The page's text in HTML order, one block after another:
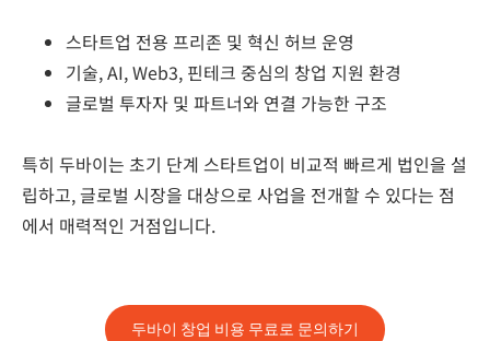
스타트업 전용 프리존 및 혁신 허브 운영
기술, AI, Web3, 핀테크 중심의 창업 지원 환경
글로벌 투자자 및 파트너와 연결 가능한 구조
특히 두바이는 초기 단계 스타트업이 비교적 빠르게 법인을 설
립하고, 글로벌 시장을 대상으로 사업을 전개할 수 있다는 점
에서 매력적인 거점입니다.
두바이 창업 비용 무료로 문의하기